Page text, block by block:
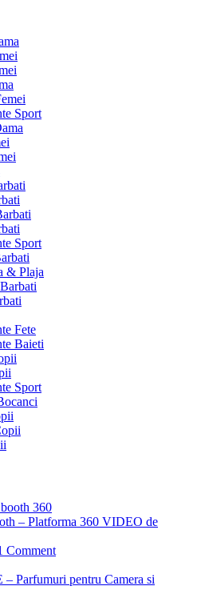
Sport
Sport
& Plaja
Fete
Baieti
Sport
– Platforma 360 VIDEO de
Comment
Parfumuri pentru Camera si